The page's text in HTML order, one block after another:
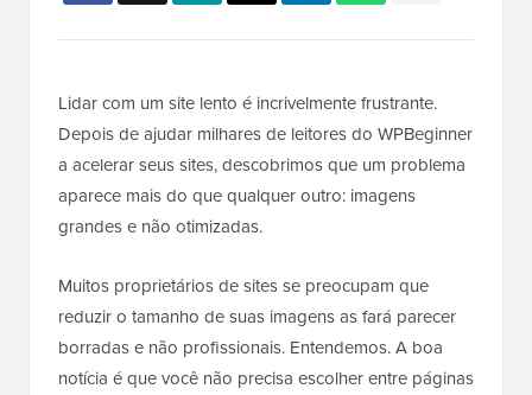
Lidar com um site lento é incrivelmente frustrante.
Depois de ajudar milhares de leitores do WPBeginner
a acelerar seus sites, descobrimos que um problema
aparece mais do que qualquer outro: imagens
grandes e não otimizadas.
Muitos proprietários de sites se preocupam que
reduzir o tamanho de suas imagens as fará parecer
borradas e não profissionais. Entendemos. A boa
notícia é que você não precisa escolher entre páginas